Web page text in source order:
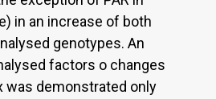
in an increase of both
genotypes. An
factors o changes
was demonstrated only